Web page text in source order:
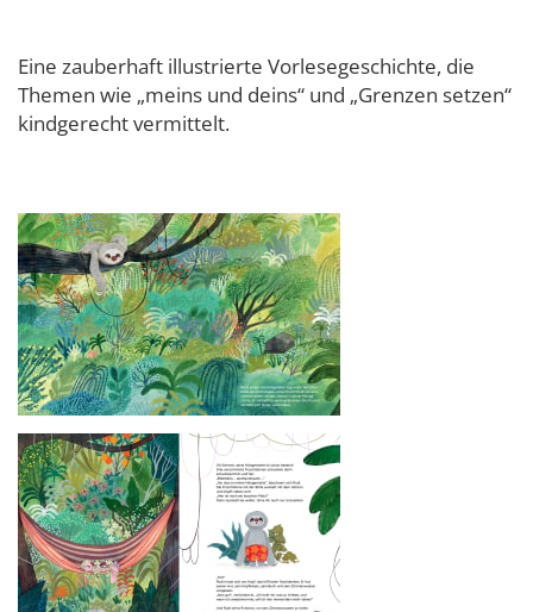
Eine zauberhaft illustrierte Vorlesegeschichte, die
Themen wie „meins und deins“ und „Grenzen setzen“
kindgerecht vermittelt.